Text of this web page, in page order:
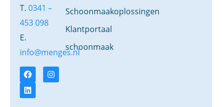
T. 0341 –
453 098
E.
info@menges.nl
Schoonmaakoplossingen
Klantportaal
schoonmaak